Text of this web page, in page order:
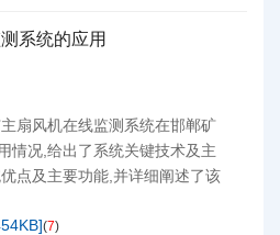
系统的应用
扇风机在线监测系统在邯郸矿
情况,给出了系统关键技术及主
点及主要功能,并详细阐述了该
](7)